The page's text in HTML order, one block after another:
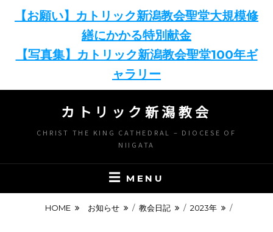
【お願い】カトリック新潟教会聖堂大規模修
繕にかかる特別献金
【写真集】カトリック新潟教会聖堂100年ギ
ャラリー
content
カトリック新潟教会
CHRIST THE KING CATHEDRAL – DIOCESE OF
NIIGATA
MENU
HOME お知らせ / 教会日記 / 2023年 /